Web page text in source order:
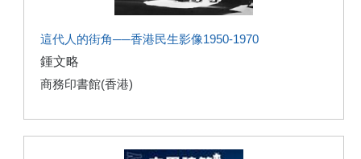
這代人的街角──香港民生影像1950-1970
鍾文略
商務印書館(香港)